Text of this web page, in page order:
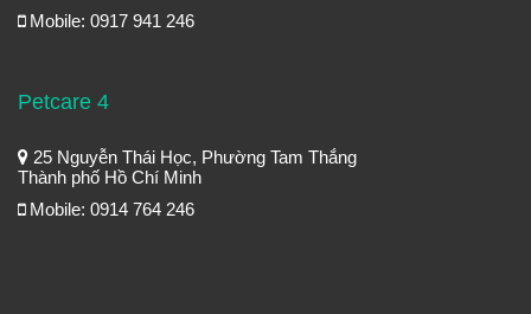
Mobile: 0917 941 246
Petcare 4
25 Nguyễn Thái Học, Phường Tam Thắng
Thành phố Hồ Chí Minh
Mobile: 0914 764 246